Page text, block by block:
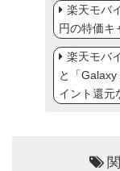
楽天モバ
円の特価キ
楽天モバ
と「
イント還元